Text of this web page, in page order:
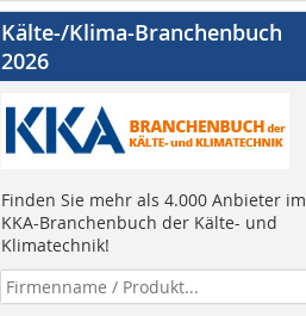
Kälte-/Klima-Branchenbuch
2026
Finden Sie mehr als 4.000 Anbieter im
KKA-Branchenbuch der Kälte- und
Klimatechnik!